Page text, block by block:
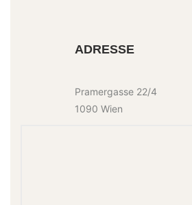
ADRESSE
Pramergasse 22/4
1090 Wien